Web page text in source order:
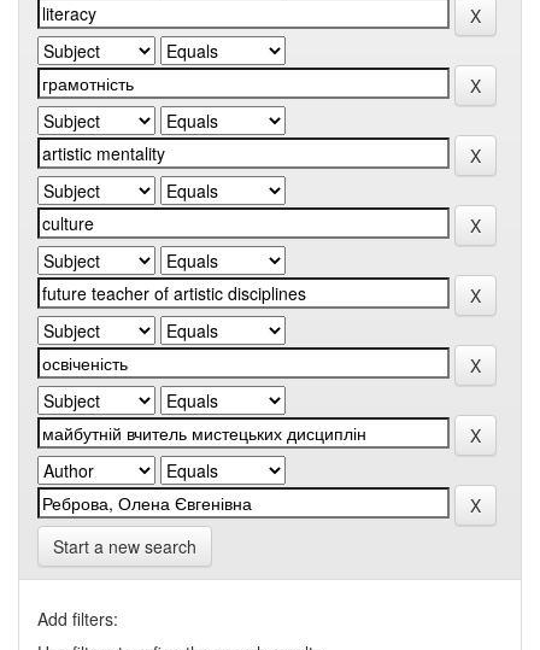
Start a new search
Add filters: